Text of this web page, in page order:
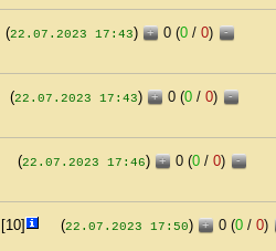
22.07.2023 17:43) + 0 (0/ 0) -
22.07.2023 17:43) + 0 (0/ 0) -
(22.07.2023 17:46) + 0 (0/ 0) -
(22.07.2023 17:50) + 0 (0/ 0)